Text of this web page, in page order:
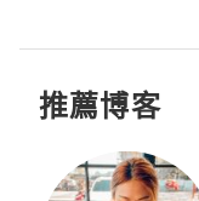
推薦博客